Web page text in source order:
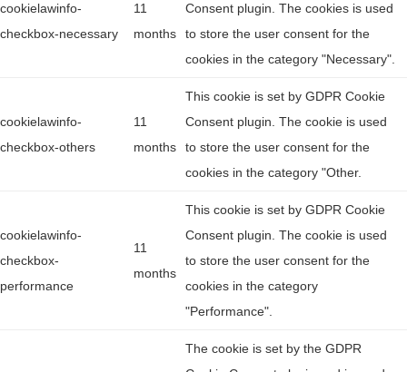
cookielawinfo-
checkbox-necessary
11
months
Consent plugin. The cookies is used
to store the user consent for the
cookies in the category "Necessary".
cookielawinfo-
checkbox-others
11
months
This cookie is set by GDPR Cookie
Consent plugin. The cookie is used
to store the user consent for the
cookies in the category "Other.
cookielawinfo-
checkbox-
performance
11
months
This cookie is set by GDPR Cookie
Consent plugin. The cookie is used
to store the user consent for the
cookies in the category
"Performance".
The cookie is set by the GDPR